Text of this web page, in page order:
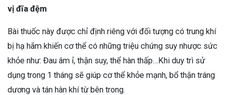
vị đĩa đệm
Bài thuốc này được chỉ định riêng với đối tượng có trung khí
bị hạ hãm khiến cơ thể có những triệu chứng suy nhược sức
khỏe như: Đau âm ỉ, thận suy, thể hàn thấp…Khi duy trì sử
dụng trong 1 tháng sẽ giúp cơ thể khỏe mạnh, bổ thận tráng
dương và tán hàn khí từ bên trong.